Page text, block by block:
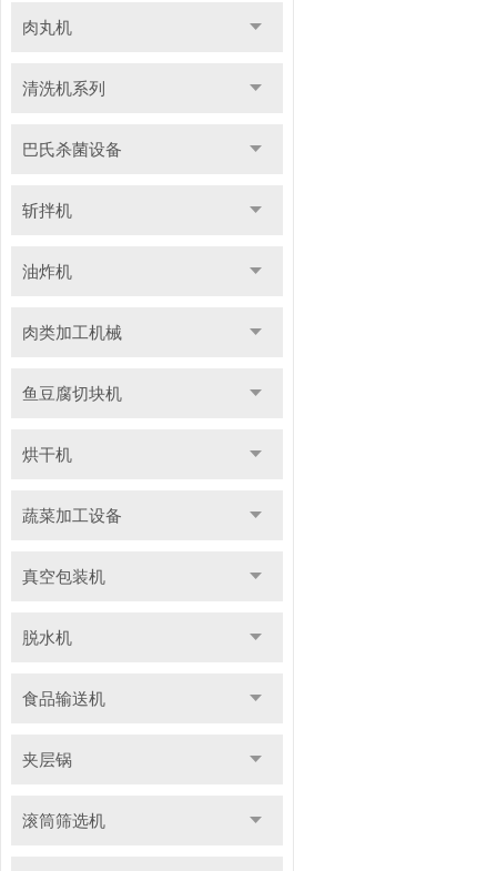
肉丸机
清洗机系列
巴氏杀菌设备
斩拌机
油炸机
肉类加工机械
鱼豆腐切块机
烘干机
蔬菜加工设备
真空包装机
脱水机
食品输送机
夹层锅
滚筒筛选机